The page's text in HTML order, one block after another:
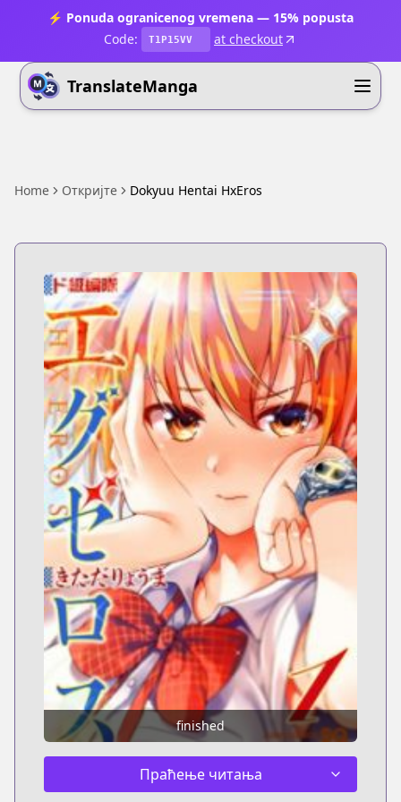
⚡ Ponuda ogranicenog vremena — 15% popusta
Code:
T1P15VV at checkout
TranslateManga
Home Откријте Dokyuu Hentai HxEros
finished
Праћење читања